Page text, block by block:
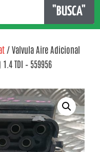
"BUSCA"
/ Valvula Aire Adicional
TDI – 559956